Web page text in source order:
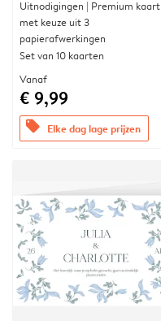
Uitnodigingen | Premium kaart
met keuze uit 3
papierafwerkingen
Set van 10 kaarten
Vanaf
€ 9,99
offers Elke dag lage prijzen